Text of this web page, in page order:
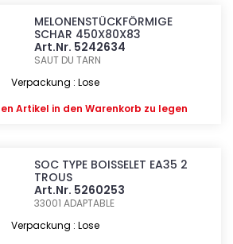
MELONENSTÜCKFÖRMIGE
SCHAR 450X80X83
Art.Nr. 5242634
SAUT DU TARN
Verpackung : Lose
Artikel in den Warenkorb zu legen
SOC TYPE BOISSELET EA35 2
TROUS
Art.Nr. 5260253
33001ADAPTABLE
Verpackung : Lose